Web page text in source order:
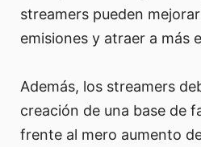
streamers pueden
emisiones y atraer a más
Además, los streamers
creación de una base de
frente al mero aumento